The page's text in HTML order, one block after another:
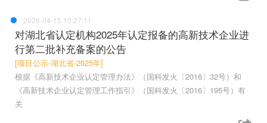
2026-04-15 10:27:11
对湖北省认定机构2025年认定报备的高新技术企业进
行第二批补充备案的公告
[项目公示-湖北省-2025年]
根据《高新技术企业认定管理办法》（国科发火〔2016〕32号）和
《高新技术企业认定管理工作指引》（国科发火〔2016〕195号）有
关